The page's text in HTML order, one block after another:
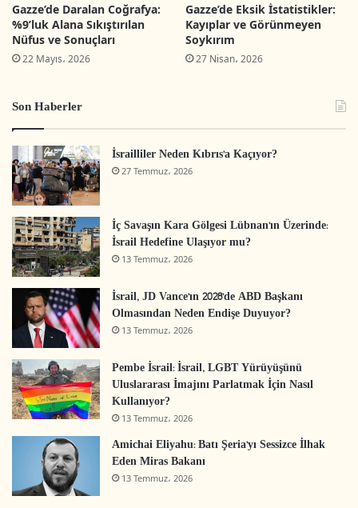
Gazze’de Daralan Coğrafya:
%9’luk Alana Sıkıştırılan
Nüfus ve Sonuçları
22 Mayıs، 2026
Gazze’de Eksik İstatistikler:
Kayıplar ve Görünmeyen
Soykırım
27 Nisan، 2026
Son Haberler
İsrailliler Neden Kıbrıs’a Kaçıyor?
27 Temmuz، 2026
İç Savaşın Kara Gölgesi Lübnan’ın Üzerinde:
İsrail Hedefine Ulaşıyor mu?
13 Temmuz، 2026
İsrail, JD Vance’ın 2028’de ABD Başkanı
Olmasından Neden Endişe Duyuyor?
13 Temmuz، 2026
Pembe İsrail: İsrail, LGBT Yürüyüşünü
Uluslararası İmajını Parlatmak İçin Nasıl
Kullanıyor?
13 Temmuz، 2026
Amichai Eliyahu: Batı Şeria’yı Sessizce İlhak
Eden Miras Bakanı
13 Temmuz، 2026